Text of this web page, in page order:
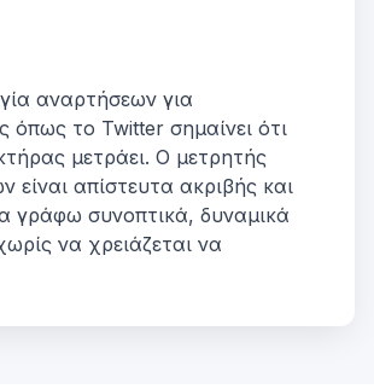
αναρτήσεων για
όπως το Twitter σημαίνει ότι
μετράει. Ο μετρητής
είναι απίστευτα ακριβής και
γράφω συνοπτικά, δυναμικά
να χρειάζεται να